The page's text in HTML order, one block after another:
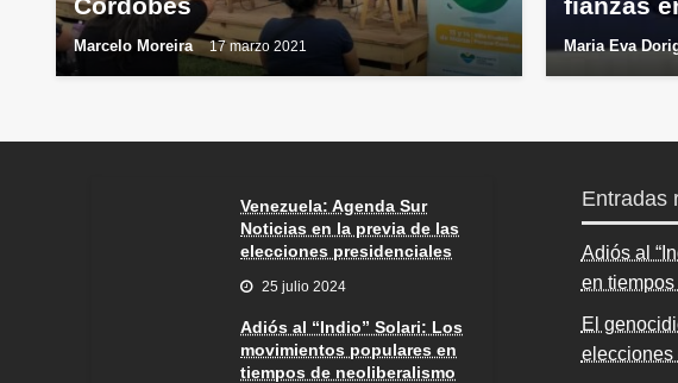
Cordobés
Marcelo Moreira 17 marzo 2021
fianzas
Maria Eva
Venezuela: Agenda Sur
Noticias en la previa de las
elecciones presidenciales
25 julio 2024
Adiós al “Indio” Solari: Los
movimientos populares en
tiempos de neoliberalismo
Entradas
Adiós al
en
El
elecciones